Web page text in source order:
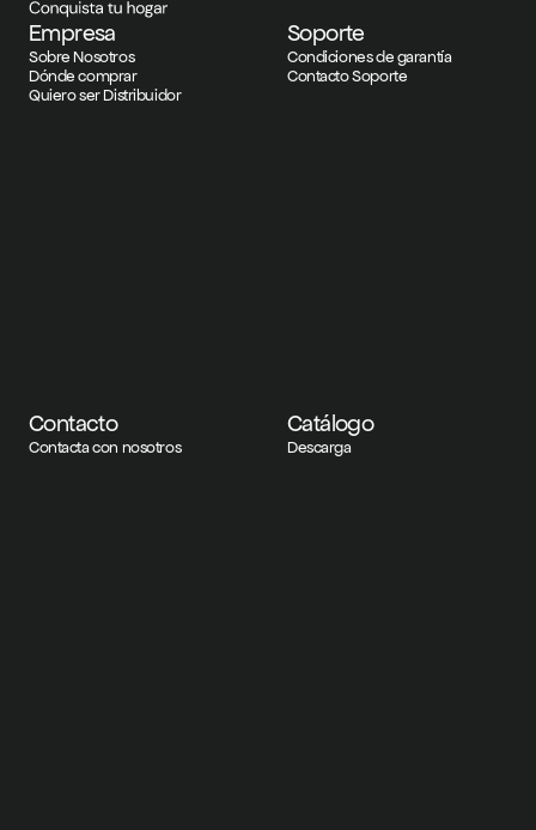
Empresa
Sobre Nosotros
Dónde comprar
Quiero ser Distribuidor
Soporte
Condiciones de garantía
Contacto Soporte
Contacto
Contacta con nosotros
Catálogo
Descarga